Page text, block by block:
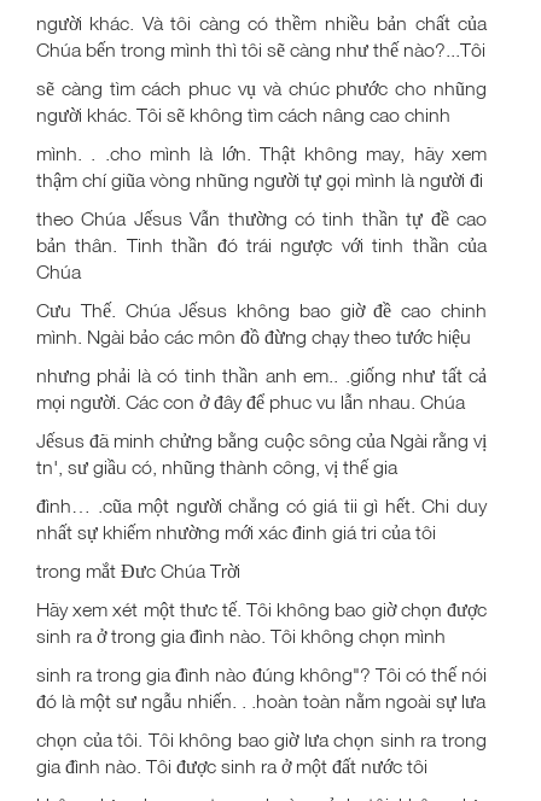
người khác. Và tôi càng có thềm nhiều bản chất của
Chúa bến trong mình thì tôi sẽ càng như thế nào?...Tôi
sẽ càng tìm cách phuc vụ và chúc phước cho nhũng
người khác. Tôi sẽ không tìm cách nâng cao chinh
mình. . .cho mình là lớn. Thật không may, hãy xem
thậm chí giũa vòng nhũng người tự gọi mình là người đi
theo Chúa Jếsus Vẫn thường có tinh thần tự đề cao
bản thân. Tinh thần đó trái ngược với tinh thần của
Chúa
Cưu Thế. Chúa Jếsus không bao giờ đề cao chinh
mình. Ngài bảo các môn đồ đừng chạy theo tước hiệu
nhưng phải là có tinh thần anh em.. .giống như tất cả
mọi người. Các con ở đây để phuc vu lẫn nhau. Chúa
Jếsus đã minh chửng bằng cuộc sông của Ngài rằng vị
tn', sư giầu có, nhũng thành công, vị thế gia
đình… .cũa một người chẳng có giá tii gì hết. Chi duy
nhất sự khiếm nhường mới xác đinh giá tri của tôi
trong mắt Đưc Chúa Trời
Hãy xem xét một thưc tế. Tôi không bao giờ chọn được
sinh ra ở trong gia đình nào. Tôi không chọn mình
sinh ra trong gia đình nào đúng không"? Tôi có thế nói
đó là một sư ngẫu nhiến. . .hoàn toàn nằm ngoài sự lưa
chọn của tôi. Tôi không bao giờ lưa chọn sinh ra trong
gia đình nào. Tôi được sinh ra ở một đất nước tôi